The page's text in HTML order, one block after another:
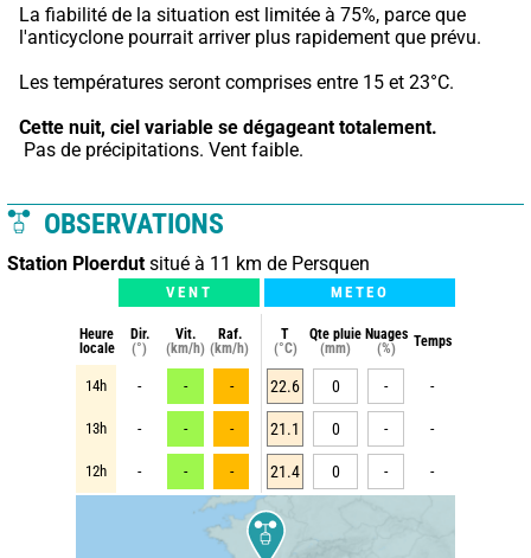
La fiabilité de la situation est limitée à 75%, parce que
l'anticyclone pourrait arriver plus rapidement que prévu.
Les températures seront comprises entre 15 et 23°C.
Cette nuit, ciel variable se dégageant totalement.
Pas de précipitations. Vent faible.
OBSERVATIONS
Station Ploerdut situé à 11 km de Persquen
VENT METEO
Heure
locale
Dir.
(°)
Vit.
(km/h)
Raf.
(km/h)
T
(°C)
Qte pluie
(mm)
Nuages
(%)
Temps
14h - - - 22.6 0 - -
13h - - - 21.1 0 - -
12h - - - 21.4 0 - -